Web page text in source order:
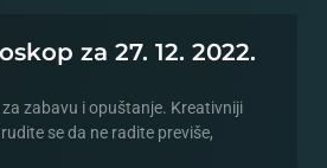
za 27. 12. 2022.
za zabavu i opuštanje. Kreativniji
se da ne radite previše,